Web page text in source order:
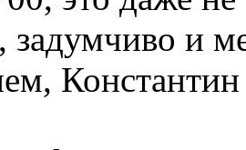
задумчиво и
Константин